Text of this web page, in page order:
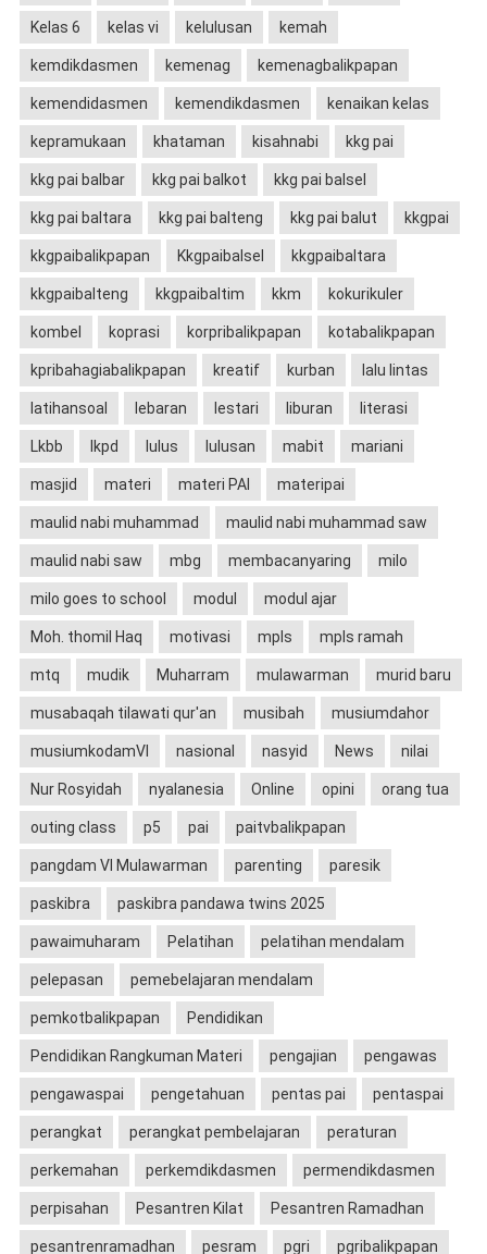
Kelas 6 kelas vi kelulusan kemah
kemdikdasmen kemenag kemenagbalikpapan
kemendidasmen kemendikdasmen kenaikan kelas
kepramukaan khataman kisahnabi kkg pai
kkg pai balbar kkg pai balkot kkg pai balsel
kkg pai baltara kkg pai balteng kkg pai balut kkgpai
kkgpaibalikpapan Kkgpaibalsel kkgpaibaltara
kkgpaibalteng kkgpaibaltim kkm kokurikuler
kombel koprasi korpribalikpapan kotabalikpapan
kpribahagiabalikpapan kreatif kurban lalu lintas
latihansoal lebaran lestari liburan literasi
Lkbb lkpd lulus lulusan mabit mariani
masjid materi materi PAI materipai
maulid nabi muhammad maulid nabi muhammad saw
maulid nabi saw mbg membacanyaring milo
milo goes to school modul modul ajar
Moh. thomil Haq motivasi mpls mpls ramah
mtq mudik Muharram mulawarman murid baru
musabaqah tilawati qur'an musibah musiumdahor
musiumkodamVI nasional nasyid News nilai
Nur Rosyidah nyalanesia Online opini orang tua
outing class p5 pai paitvbalikpapan
pangdam VI Mulawarman parenting paresik
paskibra paskibra pandawa twins 2025
pawaimuharam Pelatihan pelatihan mendalam
pelepasan pemebelajaran mendalam
pemkotbalikpapan Pendidikan
Pendidikan Rangkuman Materi pengajian pengawas
pengawaspai pengetahuan pentas pai pentaspai
perangkat perangkat pembelajaran peraturan
perkemahan perkemdikdasmen permendikdasmen
perpisahan Pesantren Kilat Pesantren Ramadhan
pesantrenramadhan pesram pgri pgribalikpapan